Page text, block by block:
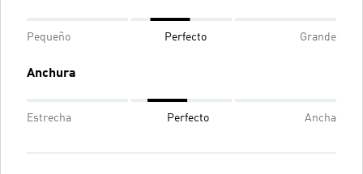
Pequeño Perfecto Grande
Anchura
Estrecha Perfecto Ancha